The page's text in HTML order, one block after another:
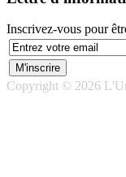
Inscrivez-vous pour
Copyright © 2026